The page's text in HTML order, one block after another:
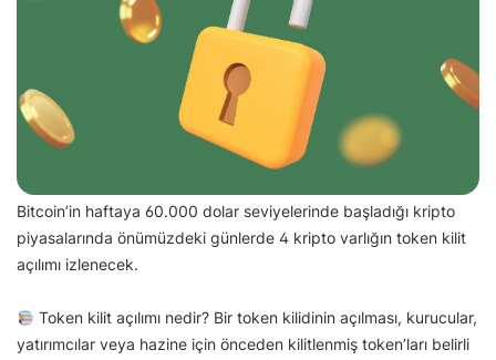
Bitcoin’in haftaya 60.000 dolar seviyelerinde başladığı kripto
piyasalarında önümüzdeki günlerde 4 kripto varlığın token kilit
açılımı izlenecek.
Token kilit açılımı nedir? Bir token kilidinin açılması, kurucular,
yatırımcılar veya hazine için önceden kilitlenmiş token’ları belirli